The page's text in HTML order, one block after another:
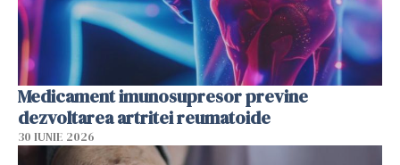
Medicament imunosupresor previne
dezvoltarea artritei reumatoide
30 IUNIE 2026